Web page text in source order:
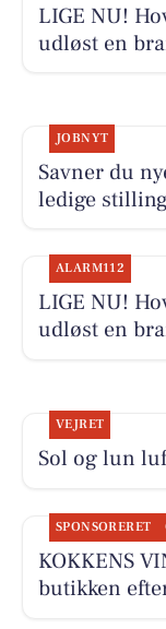
LIGE NU!
udløst en
JOBNYT
Savner du
ledige
ALARM112
LIGE NU!
udløst en
VEJRET
Sol og lun
SPONSORERET
KOKKENS
butikken